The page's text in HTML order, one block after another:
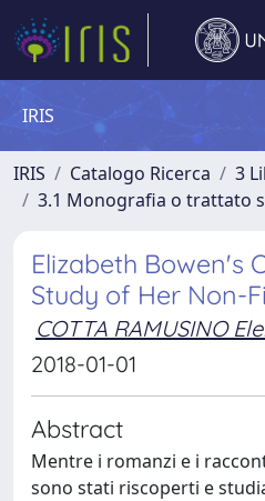
IRIS
IRIS Catalogo Ricerca
3
3.1 Monografia o trattato
Elizabeth Bowen's
Study of Her Non-
COTTA RAMUSINO
2018-01-01
Abstract
Mentre i romanzi e i
sono stati riscoperti e